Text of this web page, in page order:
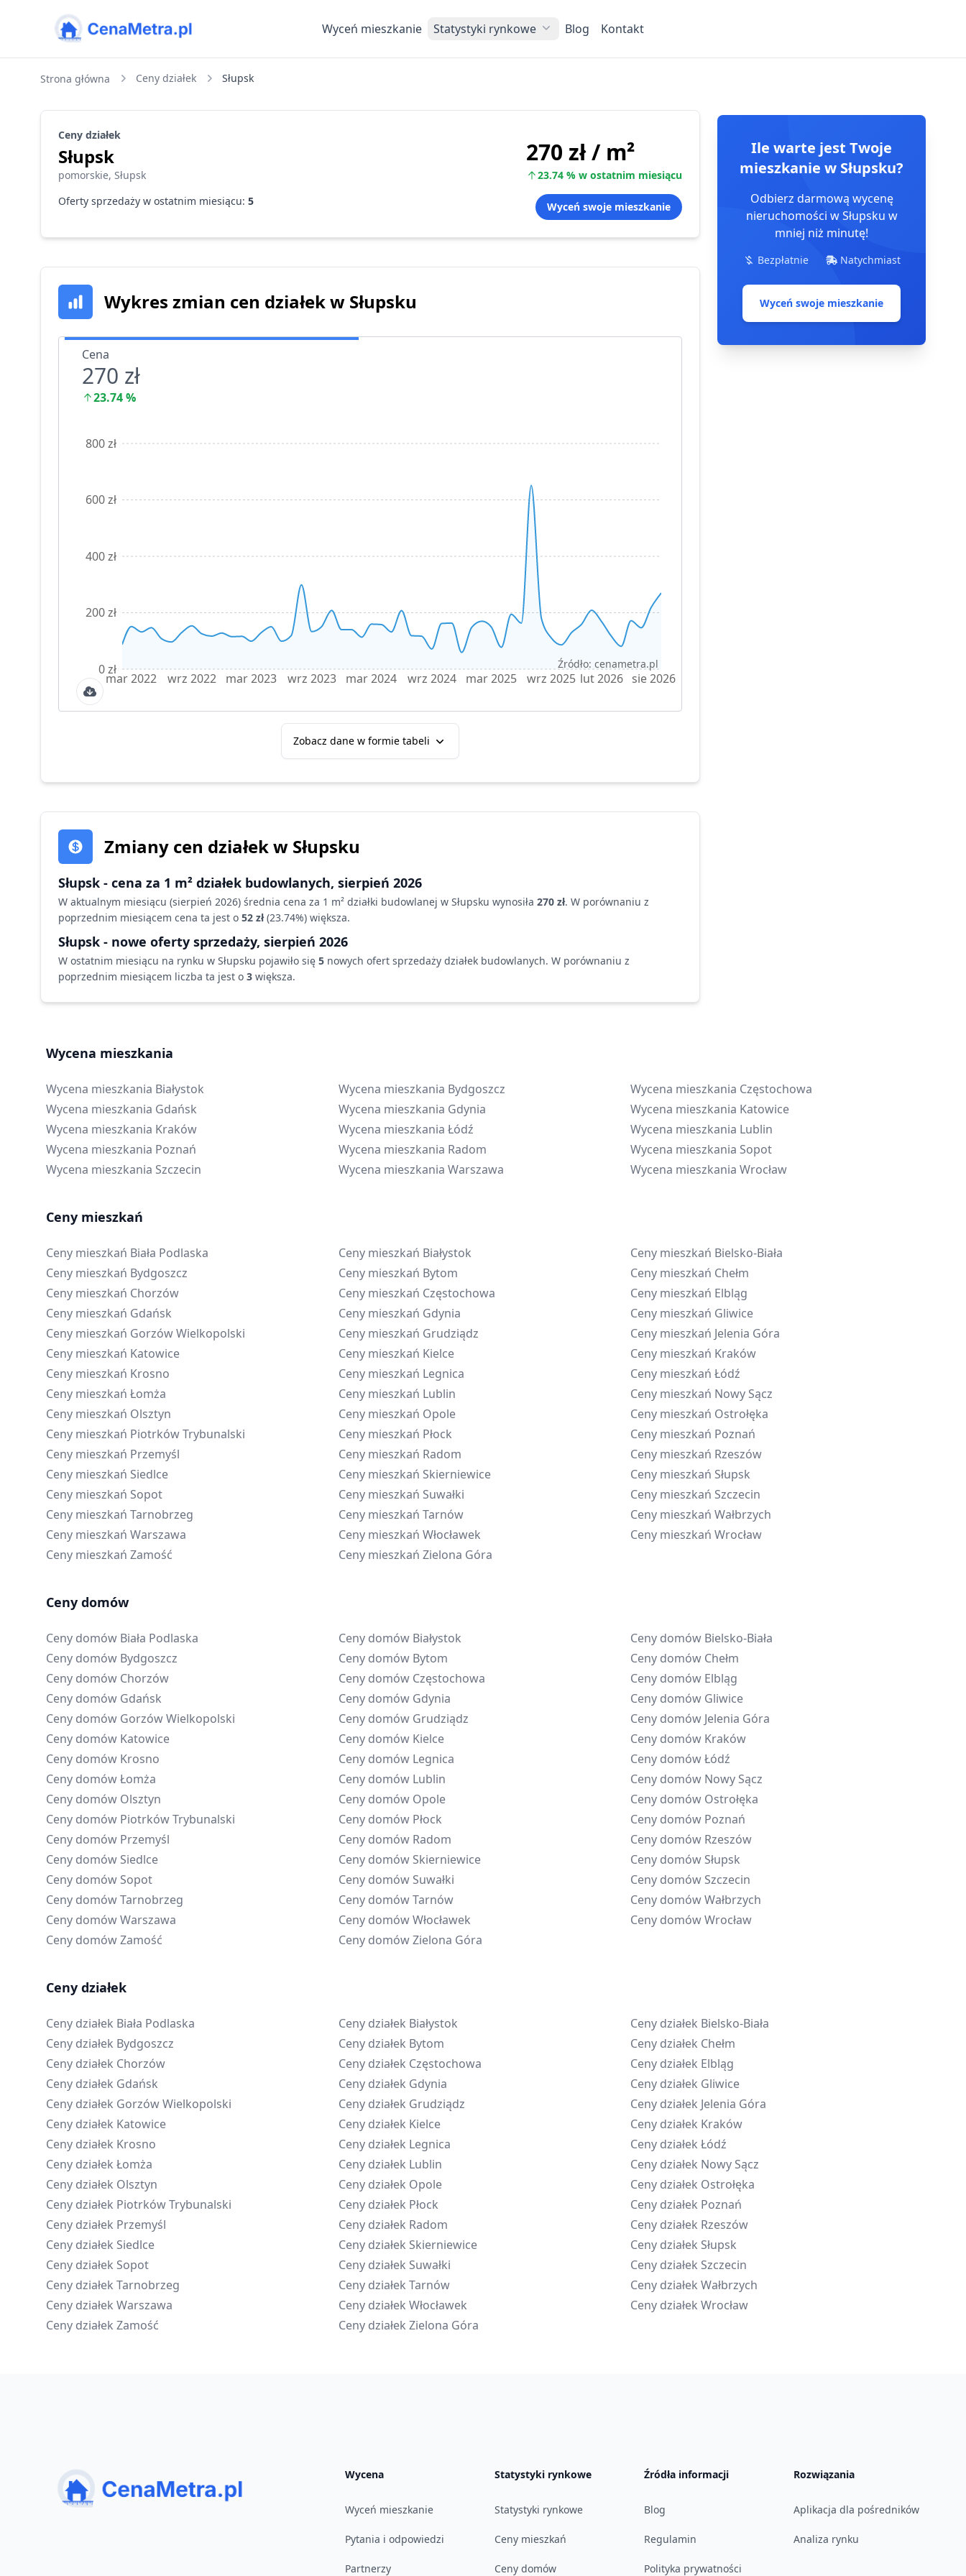
CenaMetra Wyceń mieszkanie Statystyki rynkowe Blog Kontakt
Strona główna Ceny działek Słupsk
Ceny działek
Słupsk
pomorskie, Słupsk
Oferty sprzedaży w ostatnim miesiącu: 5
270 zł/ m²
23.74 % w ostatnim miesiącu
Wyceń swoje mieszkanie
Wykres zmian cen działekw Słupsku
Cena
270 zł
23.74%
mar 2022 wrz 2022 mar 2023 wrz 2023 mar 2024 wrz 2024 mar 2025 wrz 2025 lut 2026 sie 2026
0 zł
200 zł
400 zł
600 zł
800 zł
Źródło: cenametra.pl
Zobacz dane w formie tabeli
Zmiany cen działekw Słupsku
Słupsk - cena za 1 m² działek budowlanych, sierpień 2026
W aktualnym miesiącu (sierpień 2026) średnia cena za 1 m² działki budowlanej w Słupsku wynosiła 270 zł. W porównaniu z
poprzednim miesiącem cena ta jest o 52 zł (23.74%) większa.
Słupsk - nowe oferty sprzedaży, sierpień 2026
W ostatnim miesiącu na rynku w Słupsku pojawiło się 5 nowych ofert sprzedaży działek budowlanych. W porównaniu z
poprzednim miesiącem liczba ta jest o 3 większa.
Ile warte jest Twoje
mieszkanie w Słupsku?
Odbierz darmową wycenę
nieruchomości w Słupsku w
mniej niż minutę!
Bezpłatnie Natychmiast
Wyceń swoje mieszkanie
Wycena mieszkania
Wycena mieszkania Białystok Wycena mieszkania Bydgoszcz Wycena mieszkania Częstochowa
Wycena mieszkania Gdańsk Wycena mieszkania Gdynia Wycena mieszkania Katowice
Wycena mieszkania Kraków Wycena mieszkania Łódź Wycena mieszkania Lublin
Wycena mieszkania Poznań Wycena mieszkania Radom Wycena mieszkania Sopot
Wycena mieszkania Szczecin Wycena mieszkania Warszawa Wycena mieszkaniaWrocław
Ceny mieszkań
Ceny mieszkań Biała Podlaska Ceny mieszkań Białystok Ceny mieszkań Bielsko-Biała
Ceny mieszkań Bydgoszcz Ceny mieszkań Bytom Ceny mieszkań Chełm
Ceny mieszkań Chorzów Ceny mieszkań Częstochowa Ceny mieszkań Elbląg
Ceny mieszkań Gdańsk Ceny mieszkań Gdynia Ceny mieszkań Gliwice
Ceny mieszkań Gorzów Wielkopolski Ceny mieszkań Grudziądz Ceny mieszkań Jelenia Góra
Ceny mieszkań Katowice Ceny mieszkań Kielce Ceny mieszkań Kraków
Ceny mieszkań Krosno Ceny mieszkań Legnica Ceny mieszkańŁódź
Ceny mieszkań Łomża Ceny mieszkań Lublin Ceny mieszkań Nowy Sącz
Ceny mieszkań Olsztyn Ceny mieszkań Opole Ceny mieszkań Ostrołęka
Ceny mieszkań Piotrków Trybunalski Ceny mieszkań Płock Ceny mieszkań Poznań
Ceny mieszkań Przemyśl Ceny mieszkań Radom Ceny mieszkań Rzeszów
Ceny mieszkań Siedlce Ceny mieszkań Skierniewice Ceny mieszkań Słupsk
Ceny mieszkań Sopot Ceny mieszkań Suwałki Ceny mieszkań Szczecin
Ceny mieszkań Tarnobrzeg Ceny mieszkań Tarnów Ceny mieszkańWałbrzych
Ceny mieszkań Warszawa Ceny mieszkań Włocławek Ceny mieszkańWrocław
Ceny mieszkań Zamość Ceny mieszkań Zielona Góra
Ceny domów
Ceny domów Biała Podlaska Ceny domów Białystok Ceny domów Bielsko-Biała
Ceny domów Bydgoszcz Ceny domów Bytom Ceny domów Chełm
Ceny domów Chorzów Ceny domów Częstochowa Ceny domów Elbląg
Ceny domów Gdańsk Ceny domów Gdynia Ceny domów Gliwice
Ceny domów Gorzów Wielkopolski Ceny domów Grudziądz Ceny domów Jelenia Góra
Ceny domów Katowice Ceny domów Kielce Ceny domów Kraków
Ceny domów Krosno Ceny domów Legnica Ceny domówŁódź
Ceny domówŁomża Ceny domów Lublin Ceny domów Nowy Sącz
Ceny domów Olsztyn Ceny domów Opole Ceny domów Ostrołęka
Ceny domów Piotrków Trybunalski Ceny domów Płock Ceny domów Poznań
Ceny domów Przemyśl Ceny domów Radom Ceny domów Rzeszów
Ceny domów Siedlce Ceny domów Skierniewice Ceny domów Słupsk
Ceny domów Sopot Ceny domów Suwałki Ceny domów Szczecin
Ceny domówTarnobrzeg Ceny domówTarnów Ceny domówWałbrzych
Ceny domówWarszawa Ceny domówWłocławek Ceny domówWrocław
Ceny domówZamość Ceny domówZielona Góra
Ceny działek
Ceny działek Biała Podlaska Ceny działek Białystok Ceny działek Bielsko-Biała
Ceny działek Bydgoszcz Ceny działek Bytom Ceny działek Chełm
Ceny działek Chorzów Ceny działek Częstochowa Ceny działek Elbląg
Ceny działek Gdańsk Ceny działek Gdynia Ceny działek Gliwice
Ceny działek Gorzów Wielkopolski Ceny działek Grudziądz Ceny działek Jelenia Góra
Ceny działek Katowice Ceny działek Kielce Ceny działek Kraków
Ceny działek Krosno Ceny działek Legnica Ceny działekŁódź
Ceny działek Łomża Ceny działek Lublin Ceny działek Nowy Sącz
Ceny działek Olsztyn Ceny działek Opole Ceny działek Ostrołęka
Ceny działek Piotrków Trybunalski Ceny działek Płock Ceny działek Poznań
Ceny działek Przemyśl Ceny działek Radom Ceny działek Rzeszów
Ceny działek Siedlce Ceny działek Skierniewice Ceny działek Słupsk
Ceny działek Sopot Ceny działek Suwałki Ceny działek Szczecin
Ceny działek Tarnobrzeg Ceny działek Tarnów Ceny działekWałbrzych
Ceny działek Warszawa Ceny działek Włocławek Ceny działekWrocław
Ceny działek Zamość Ceny działek Zielona Góra
Wycena
Wyceń mieszkanie
Pytania i odpowiedzi
Partnerzy
Statystyki rynkowe
Statystyki rynkowe
Ceny mieszkań
Ceny domów
Źródła informacji
Blog
Regulamin
Polityka prywatności
Rozwiązania
Aplikacja dla pośredników
Analiza rynku